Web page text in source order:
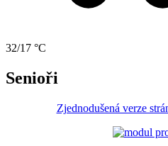
32/17 °C
Senioři
Zjednodušená verze